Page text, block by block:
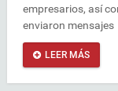
empresarios, así
enviaron mensajes
LEER MÁS